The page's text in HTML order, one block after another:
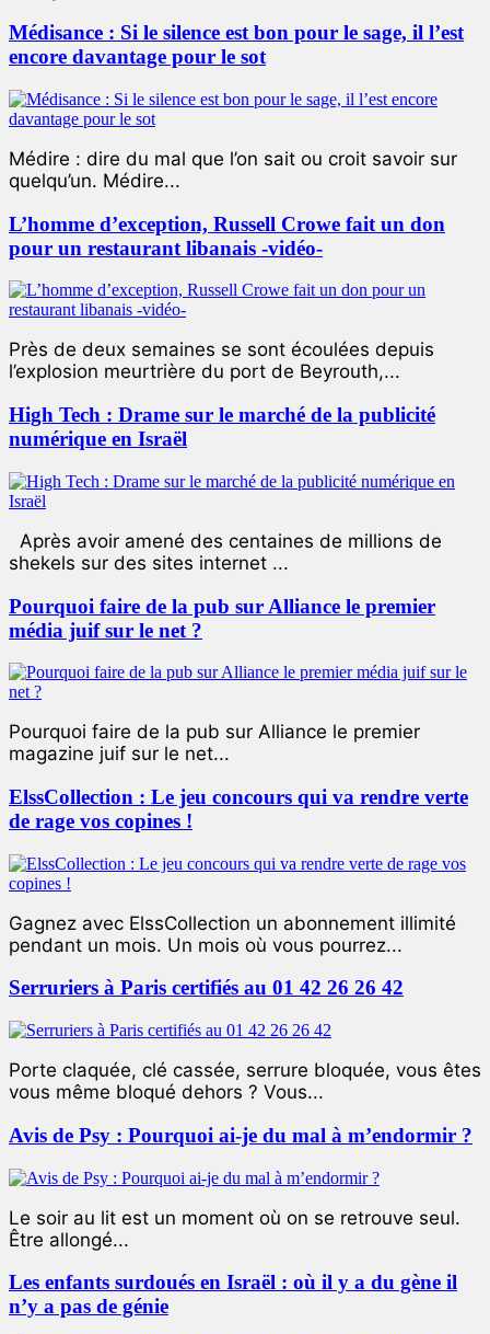
Médisance : Si le silence est bon pour le sage, il l’est
encore davantage pour le sot
Médire : dire du mal que l’on sait ou croit savoir sur
quelqu’un. Médire...
L’homme d’exception, Russell Crowe fait un don
pour un restaurant libanais -vidéo-
Près de deux semaines se sont écoulées depuis
l’explosion meurtrière du port de Beyrouth,...
High Tech : Drame sur le marché de la publicité
numérique en Israël
Après avoir amené des centaines de millions de
shekels sur des sites internet ...
Pourquoi faire de la pub sur Alliance le premier
média juif sur le net ?
Pourquoi faire de la pub sur Alliance le premier
magazine juif sur le net...
ElssCollection : Le jeu concours qui va rendre verte
de rage vos copines !
Gagnez avec ElssCollection un abonnement illimité
pendant un mois. Un mois où vous pourrez...
Serruriers à Paris certifiés au 01 42 26 26 42
Porte claquée, clé cassée, serrure bloquée, vous êtes
vous même bloqué dehors ? Vous...
Avis de Psy : Pourquoi ai-je du mal à m’endormir ?
Le soir au lit est un moment où on se retrouve seul.
Être allongé...
Les enfants surdoués en Israël : où il y a du gène il
n’y a pas de génie